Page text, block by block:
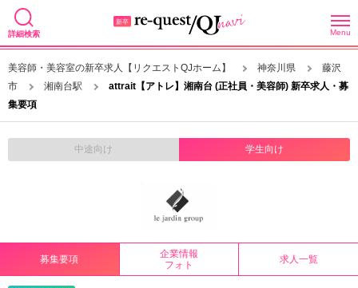
詳細検索 Menu
美容師・美容室の新卒求人【リクエストQJホーム】 神奈川県
藤沢
市
湘南台駅
attrait【アトレ】湘南台 (正社員・美容師) 新卒求人・募
集要項
中途向け 学生向け
募集要項
企業情報
フォト
求人一覧